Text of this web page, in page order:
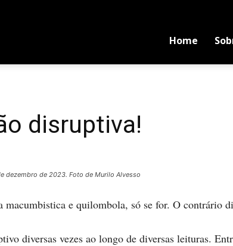
Home
disruptiva!
dezembro de 2023. Foto de Murilo Alvesso
macumbistica e quilombola, só se for. O contrário
diversas vezes ao longo de diversas leituras.